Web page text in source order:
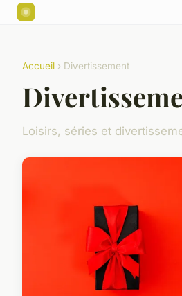
Accueil › Divertissement
Loisirs, séries et